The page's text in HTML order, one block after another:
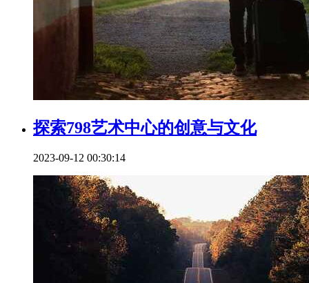
探索798艺术中心的创意与文化
2023-09-12 00:30:14